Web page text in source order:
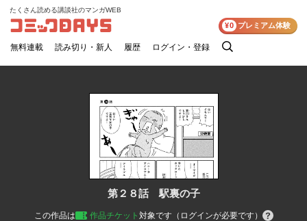
コミックDAYS
たくさん読める講談社のマンガWEB
無料連載 読み切り・新人 履歴 ログイン・登録
検
¥0 プレミアム体験
第２８話 駅裏の子
この作品は 作品チケット 対象です（ログインが必要です）